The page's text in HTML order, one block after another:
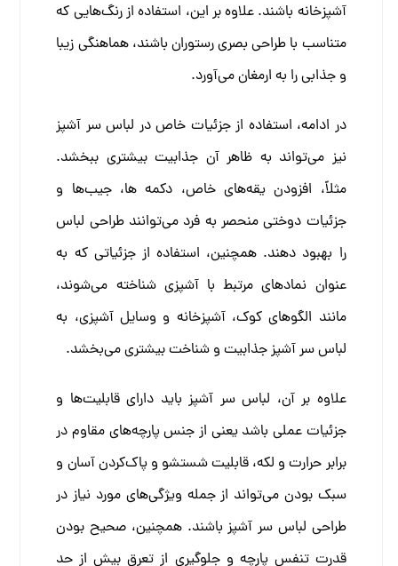
آشپزخانه باشند. علاوه بر این، استفاده از رنگ‌هایی که
متناسب با طراحی بصری رستوران باشند، هماهنگی زیبا
و جذابی را به ارمغان می‌آورد.
در ادامه، استفاده از جزئیات خاص در لباس سر آشپز
نیز می‌تواند به ظاهر آن جذابیت بیشتری ببخشد.
مثلاً، افزودن یقه‌های خاص، دکمه ها، جیب‌ها و
جزئیات دوختی منحصر به فرد می‌توانند طراحی لباس
را بهبود دهند. همچنین، استفاده از جزئیاتی که به
عنوان نمادهای مرتبط با آشپزی شناخته می‌شوند،
مانند الگوهای کوک، آشپزخانه و وسایل آشپزی، به
لباس سر آشپز جذابیت و شناخت بیشتری می‌بخشد.
علاوه بر آن، لباس سر آشپز باید دارای قابلیت‌ها و
جزئیات عملی باشد یعنی از جنس پارچه‌های مقاوم در
برابر حرارت و لکه، قابلیت شستشو و پاک‌کردن آسان و
سبک بودن می‌تواند از جمله ویژگی‌های مورد نیاز در
طراحی لباس سر آشپز باشند. همچنین، صحیح بودن
قدرت تنفس پارچه و جلوگیری از تعرق بیش از حد